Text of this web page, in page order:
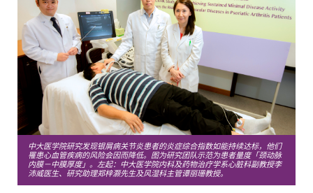
中大医学院研究发现银屑病关节炎患者的炎症综合指数如能持续达标，他们
罹患心血管疾病的风险会因而降低。图为研究团队示范为患者量度「颈动脉
内膜－中膜厚度」。左起：中大医学院内科及药物治疗学系心脏科副教授李
沛威医生、研究助理郑梓灏先生及风湿科主管谭丽珊教授。